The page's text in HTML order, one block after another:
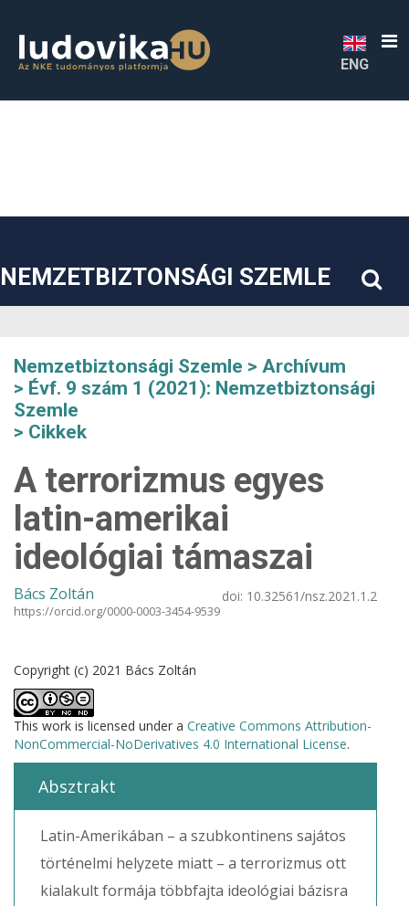
##plugins.themes.bootstrap3.accessible_menu.sidebar##
ENG
NEMZETBIZTONSÁGI SZEMLE
Nemzetbiztonsági Szemle
Archívum
Évf. 9 szám 1 (2021): Nemzetbiztonsági
Szemle
Cikkek
A terrorizmus egyes
latin-amerikai
ideológiai támaszai
Bács Zoltán
https://orcid.org/0000-0003-3454-9539
doi: 10.32561/nsz.2021.1.2
Copyright (c) 2021 Bács Zoltán
This work is licensed under a Creative Commons Attribution-
NonCommercial-NoDerivatives 4.0 International License.
Absztrakt
Latin-Amerikában – a szubkontinens sajátos
történelmi helyzete miatt – a terrorizmus ott
kialakult formája többfajta ideológiai bázisra